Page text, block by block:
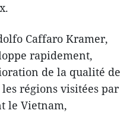
Caffaro Kramer,
rapidement,
de la qualité de
régions visitées par
le Vietnam,